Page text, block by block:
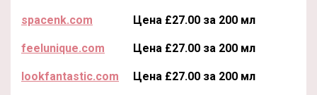
spacenk.com Цена £27.00 за 200 мл
feelunique.com Цена £27.00 за 200 мл
lookfantastic.com Цена £27.00 за 200 мл